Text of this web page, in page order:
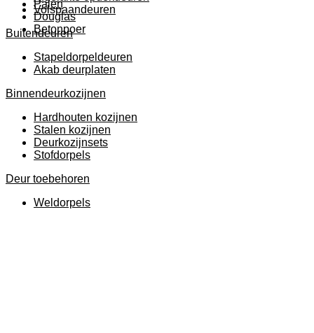
Palen
Douglas
Betonpoer
Volspaandeuren
Buitendeuren
Stapeldorpeldeuren
Akab deurplaten
Binnendeurkozijnen
Hardhouten kozijnen
Stalen kozijnen
Deurkozijnsets
Stofdorpels
Deur toebehoren
Weldorpels